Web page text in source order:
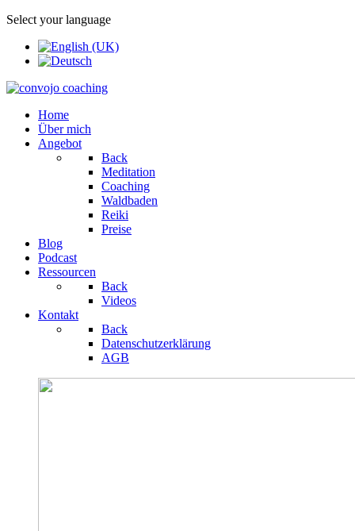
Select your language
Home
Über mich
Angebot
Back
Meditation
Coaching
Waldbaden
Reiki
Preise
Blog
Podcast
Ressourcen
Back
Videos
Kontakt
Back
Datenschutzerklärung
AGB